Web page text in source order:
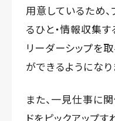
用意しているため
るひと・情報収集
リーダーシップを
ができるようになり
また、一見仕事に
ドをピックアップ